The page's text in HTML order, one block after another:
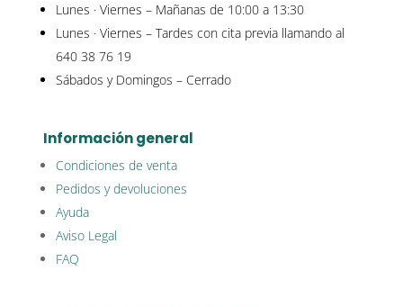
Lunes · Viernes – Mañanas de 10:00 a 13:30
Lunes · Viernes – Tardes con cita previa llamando al
640 38 76 19
Sábados y Domingos – Cerrado
Información general
Condiciones de venta
Pedidos y devoluciones
Ayuda
Aviso Legal
FAQ